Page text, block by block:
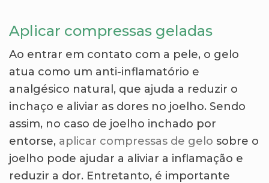
Aplicar compressas geladas
Ao entrar em contato com a pele, o gelo
atua como um anti-inflamatório e
analgésico natural, que ajuda a reduzir o
inchaço e aliviar as dores no joelho. Sendo
assim, no caso de joelho inchado por
entorse, aplicar compressas de gelo sobre o
joelho pode ajudar a aliviar a inflamação e
reduzir a dor. Entretanto, é importante